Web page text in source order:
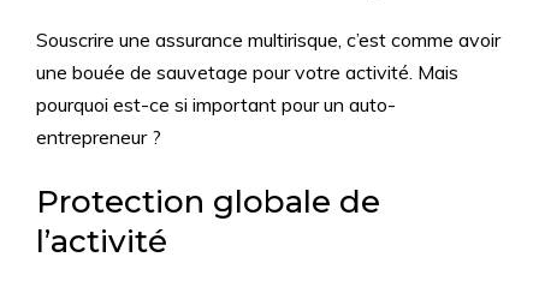
Souscrire une assurance multirisque, c’est comme avoir
une bouée de sauvetage pour votre activité. Mais
pourquoi est-ce si important pour un auto-
entrepreneur ?
Protection globale de
l’activité